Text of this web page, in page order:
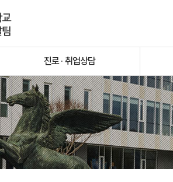
진로 · 취업상담